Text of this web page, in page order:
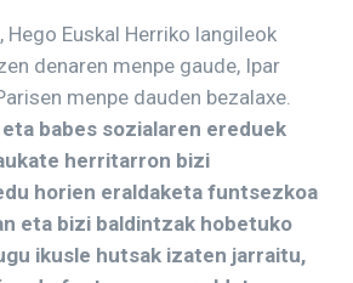
Hego Euskal Herriko langileok
denaren menpe gaude, Ipar
menpe dauden bezalaxe.
babes sozialaren ereduek
herritarron bizi
horien eraldaketa funtsezkoa
eta bizi baldintzak hobetuko
ikusle hutsak izaten jarraitu,